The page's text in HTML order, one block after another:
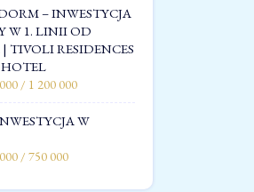
– INWESTYCJA
W 1. LINII OD
TIVOLI RESIDENCES
/ 1 200 000
W
/ 750 000